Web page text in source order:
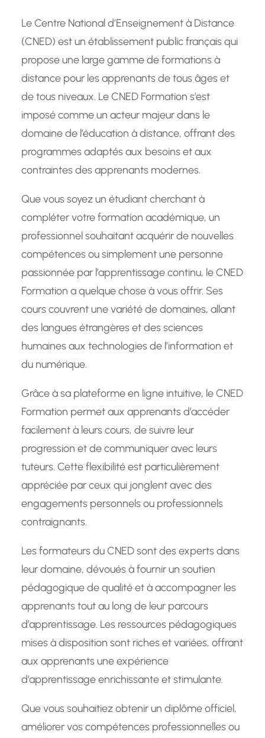
Le Centre National d’Enseignement à Distance
(CNED) est un établissement public français qui
propose une large gamme de formations à
distance pour les apprenants de tous âges et
de tous niveaux. Le CNED Formation s’est
imposé comme un acteur majeur dans le
domaine de l’éducation à distance, offrant des
programmes adaptés aux besoins et aux
contraintes des apprenants modernes.
Que vous soyez un étudiant cherchant à
compléter votre formation académique, un
professionnel souhaitant acquérir de nouvelles
compétences ou simplement une personne
passionnée par l’apprentissage continu, le CNED
Formation a quelque chose à vous offrir. Ses
cours couvrent une variété de domaines, allant
des langues étrangères et des sciences
humaines aux technologies de l’information et
du numérique.
Grâce à sa plateforme en ligne intuitive, le CNED
Formation permet aux apprenants d’accéder
facilement à leurs cours, de suivre leur
progression et de communiquer avec leurs
tuteurs. Cette flexibilité est particulièrement
appréciée par ceux qui jonglent avec des
engagements personnels ou professionnels
contraignants.
Les formateurs du CNED sont des experts dans
leur domaine, dévoués à fournir un soutien
pédagogique de qualité et à accompagner les
apprenants tout au long de leur parcours
d’apprentissage. Les ressources pédagogiques
mises à disposition sont riches et variées, offrant
aux apprenants une expérience
d’apprentissage enrichissante et stimulante.
Que vous souhaitiez obtenir un diplôme officiel,
améliorer vos compétences professionnelles ou